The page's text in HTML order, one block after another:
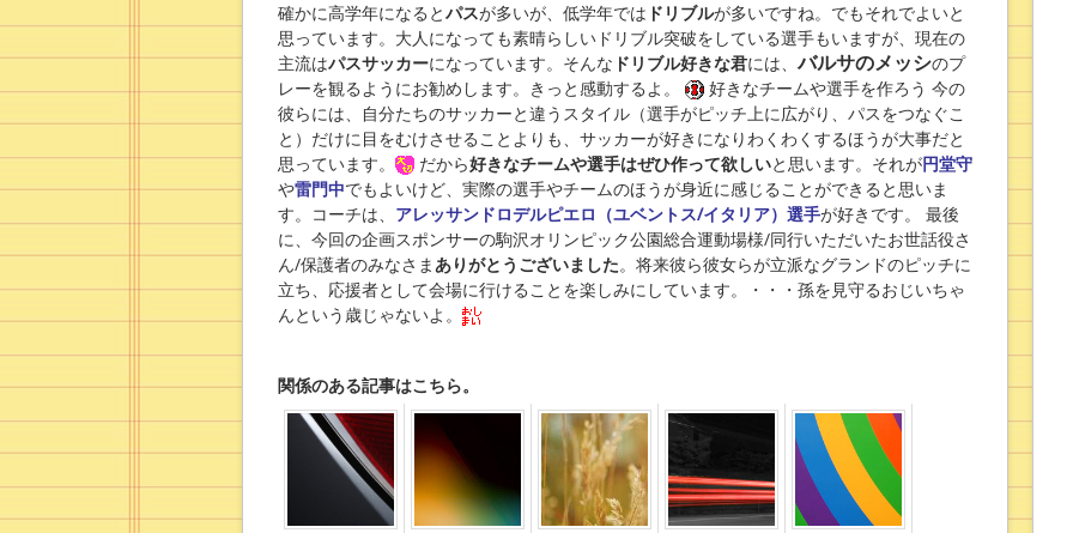
確かに高学年になるとパスが多いが、低学年では ドリブルが多いですね。でもそれでよいと
思っています。大人になっても素晴らしいドリブル突破をしている選手もいますが、現在の
主流はパスサッカーになっています。そんな ドリブル好きな君には、バルサのメッシのプ
レーを観るようにお勧めします。きっと感動するよ。
好きなチームや選手を作ろう 今の
彼らには、自分たちのサッカーと違うスタイル（選手がピッチ上に広がり、パスをつなぐこ
と）だけに目をむけさせることよりも、サッカーが好きになりわくわくするほうが大事だと
思っています。
だから好きなチームや選手はぜひ作って欲しいと思います。それが円堂守
や雷門中でもよいけど、実際の選手やチームのほうが身近に感じることができると思いま
す。コーチは、 アレッサンドロデルピエロ（ユベントス/イタリア）選手が好きです。 最後
に、今回の企画スポンサーの駒沢オリンピック公園総合運動場様/同行いただいたお世話役さ
ん/保護者のみなさまありがとうございました。将来彼ら彼女らが立派なグランドのピッチに
立ち、応援者として会場に行けることを楽しみにしています。・・・孫を見守るおじいちゃ
んという歳じゃないよ。
関係のある記事はこちら。